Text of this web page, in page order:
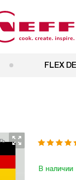
FLEX
В наличии